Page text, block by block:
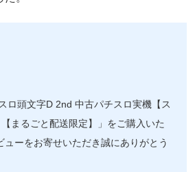
ロ頭文字D 2nd 中古パチスロ実機【ス
まるごと配送限定】」をご購入いた
ューをお寄せいただき誠にありがとう